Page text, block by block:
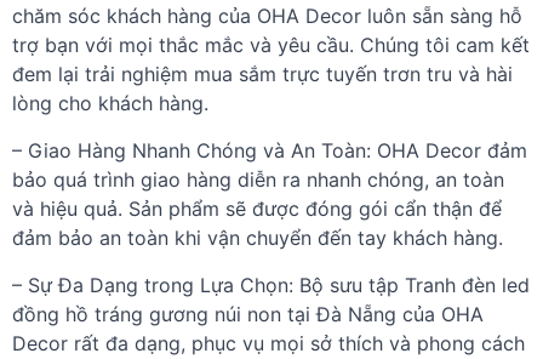
chăm sóc khách hàng của OHA Decor luôn sẵn sàng hỗ
trợ bạn với mọi thắc mắc và yêu cầu. Chúng tôi cam kết
đem lại trải nghiệm mua sắm trực tuyến trơn tru và hài
lòng cho khách hàng.
– Giao Hàng Nhanh Chóng và An Toàn: OHA Decor đảm
bảo quá trình giao hàng diễn ra nhanh chóng, an toàn
và hiệu quả. Sản phẩm sẽ được đóng gói cẩn thận để
đảm bảo an toàn khi vận chuyển đến tay khách hàng.
– Sự Đa Dạng trong Lựa Chọn: Bộ sưu tập Tranh đèn led
đồng hồ tráng gương núi non tại Đà Nẵng của OHA
Decor rất đa dạng, phục vụ mọi sở thích và phong cách